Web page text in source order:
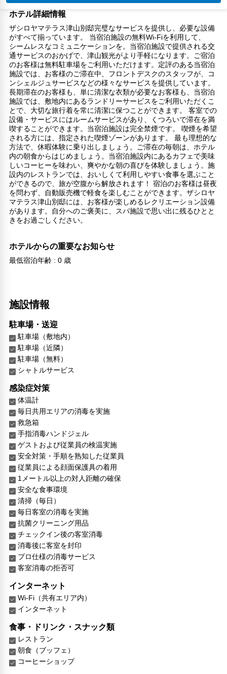
ホテル詳細情報
ザシロヤマテラス津山別邸完璧なサービスを提供し、必要な設備
がすべて揃っています。 当宿泊施設の無料Wi-Fiを利用して、
シームレスなコミュニケーションを。当宿泊施設で提供される交
通サービスのおかげで、津山観光がより手軽になります。ご宿泊
のお客様は無料駐車場をご利用いただけます。定評のある当宿泊
施設では、お客様のご滞在中、フロントデスクのスタッフが、コ
ンシェルジュサービスなどの様々なサービスを提供しています。
長期滞在のお客様も、単に清潔な衣類が必要なお客様も、当宿泊
施設では、敷地内にあるランドリーサービスをご利用いただくこ
とで、大切な旅行着を常に清潔に保つことができます。 客室での
設備・サービスにはルームサービスがあり、くつろいで滞在を満
喫することができます。当宿泊施設は完全禁煙です。 喫煙を希望
される方には、指定された喫煙ゾーンがあります。 最も理想的な
方法で、休暇体験に乗り出しましょう。ご滞在の毎朝は、ホテル
内の朝食からはじめましょう。当宿泊施設内にあるカフェで美味
しいコーヒーを味わい、爽やかな朝の喜びを体験しましょう。施
設内のレストランでは、おいしくて利用しやすい食事を選ぶこと
ができるので、旅が空腹から解放されます！ 宿泊のお客様は昼夜
を問わず、自動販売機で軽食を楽しむことができます。ザシロヤ
マテラス津山別邸には、お客様が楽しめるレクリエーション設備
があります。自分へのご褒美に、スパ施設で思い出に残るひとと
きをお過ごしください。
ホテルからの重要なお知らせ
最低宿泊年齢 : 0 歳
施設情報
駐車場・送迎
駐車場（敷地内）
駐車場（近隣）
駐車場（無料）
シャトルサービス
感染症対策
体温計
毎日共用エリアの消毒を実施
救急箱
手指消毒ハンドジェル
ゲストおよび従業員の検温実施
安全対策・手順を熟知した従業員
従業員による顔面保護具の着用
1メートル以上の対人距離の確保
安全な食事環境
清掃（毎日）
毎日客室の消毒を実施
抗菌クリーニング用品
チェックイン後の客室消毒
消毒後に客室を封印
プロ仕様の消毒サービス
客室消毒の拒否可
インターネット
Wi-Fi（共有エリア内）
インターネット
食事・ドリンク・スナック類
レストラン
朝食（ブッフェ）
コーヒーショップ